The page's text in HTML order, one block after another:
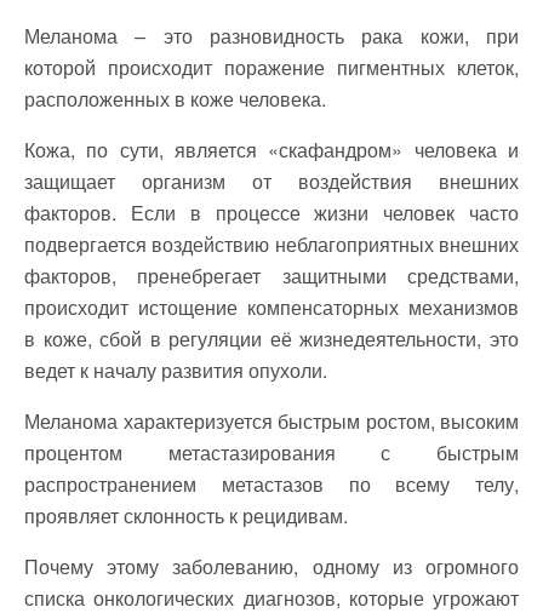
Меланома – это разновидность рака кожи, при
которой происходит поражение пигментных клеток,
расположенных в коже человека.
Кожа, по сути, является «скафандром» человека и
защищает организм от воздействия внешних
факторов. Если в процессе жизни человек часто
подвергается воздействию неблагоприятных внешних
факторов, пренебрегает защитными средствами,
происходит истощение компенсаторных механизмов
в коже, сбой в регуляции её жизнедеятельности, это
ведет к началу развития опухоли.
Меланома характеризуется быстрым ростом, высоким
процентом метастазирования с быстрым
распространением метастазов по всему телу,
проявляет склонность к рецидивам.
Почему этому заболеванию, одному из огромного
списка онкологических диагнозов, которые угрожают